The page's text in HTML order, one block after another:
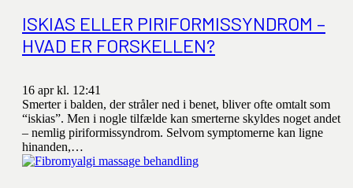
ISKIAS ELLER PIRIFORMISSYNDROM –
HVAD ER FORSKELLEN?
16 apr kl. 12:41
Smerter i balden, der stråler ned i benet, bliver ofte omtalt som
“iskias”. Men i nogle tilfælde kan smerterne skyldes noget andet
– nemlig piriformissyndrom. Selvom symptomerne kan ligne
hinanden,…